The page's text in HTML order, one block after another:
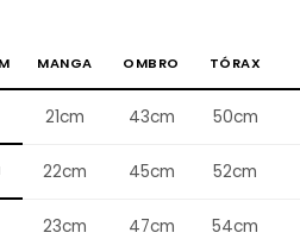
MANGA OMBRO TÓRAX
21cm 43cm 50cm
22cm 45cm 52cm
23cm 47cm 54cm